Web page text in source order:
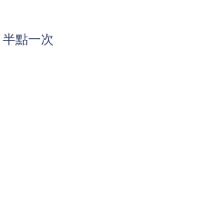
點一次